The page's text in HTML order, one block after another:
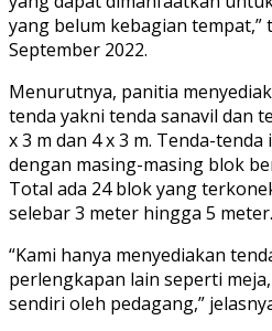
yang belum kebagian tempat,”
September 2022.
Menurutnya, panitia
tenda yakni tenda sanavil dan
x 3 m dan 4 x 3 m. Tenda-
dengan masing-masing blok
Total ada 24 blok yang
selebar 3 meter hingga 5 meter.
“Kami hanya menyediakan
perlengkapan lain seperti
sendiri oleh pedagang,”